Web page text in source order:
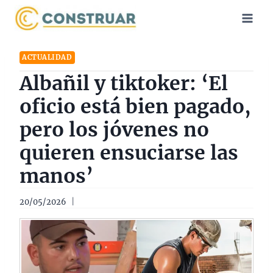
Saltar
ACTUALIDAD
Albañil y tiktoker: ‘El
oficio está bien pagado,
pero los jóvenes no
quieren ensuciarse las
manos’
20/05/2026